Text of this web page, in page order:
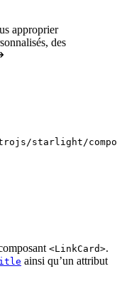
approprier
des
starlight/
<LinkCard>.
ainsi qu’un attribut